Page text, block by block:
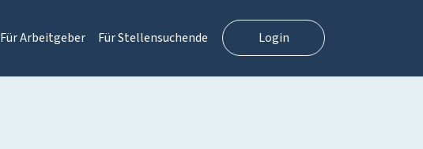
Für Arbeitgeber Für Stellensuchende Login